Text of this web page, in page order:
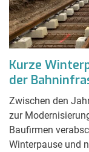
Kurze
der
Zwischen den
zur
Baufirmen
Winterpause und